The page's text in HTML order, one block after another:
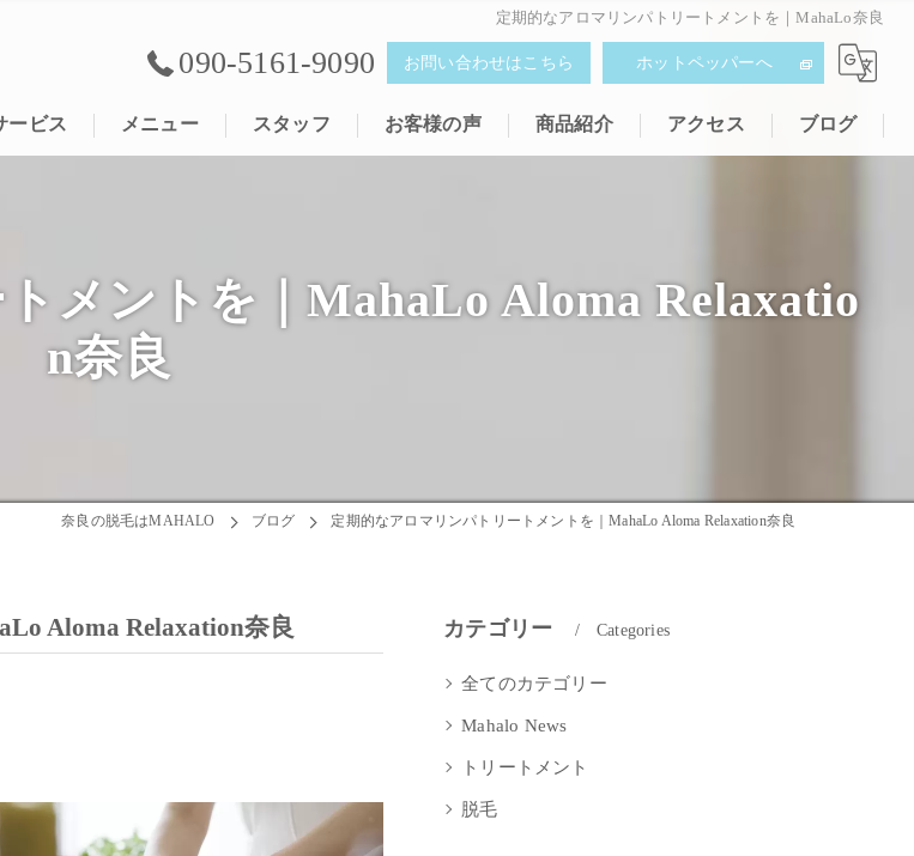
定期的なアロマリンパトリートメントを｜MahaLo奈良
090-5161-9090 お問い合わせはこちら ホットペッパーへ
ービス メニュー スタッフ お客様の声 商品紹介 アクセス ブログ
メントを｜MahaLo Aloma Relaxatio
n奈良
奈良の脱毛はMAHALO ブログ 定期的なアロマリンパトリートメントを｜MahaLo Aloma Relaxation奈良
Aloma Relaxation奈良 カテゴリー Categories
全てのカテゴリー
Mahalo News
トリートメント
脱毛